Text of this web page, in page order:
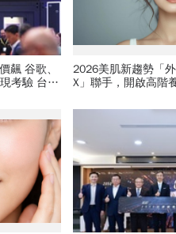
2026美肌新趨勢「
X」聯手，開啟高階